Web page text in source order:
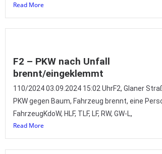
Read More
F2 – PKW nach Unfall
brennt/eingeklemmt
110/2024 03.09.2024 15:02 UhrF2, Glaner
PKW gegen Baum, Fahrzeug brennt, eine
FahrzeugKdoW, HLF, TLF, LF, RW, GW-L,
Read More